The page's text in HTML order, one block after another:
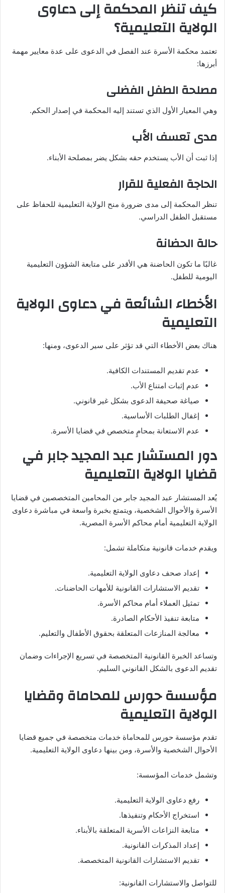
كيف تنظر المحكمة إلى دعاوى
الولاية التعليمية؟
تعتمد محكمة الأسرة عند الفصل في الدعوى على عدة معايير مهمة
أبرزها:
مصلحة الطفل الفضلى
وهي المعيار الأول الذي تستند إليه المحكمة في إصدار الحكم.
مدى تعسف الأب
إذا ثبت أن الأب يستخدم حقه بشكل يضر بمصلحة الأبناء.
الحاجة الفعلية للقرار
تنظر المحكمة إلى مدى ضرورة منح الولاية التعليمية للحفاظ على
مستقبل الطفل الدراسي.
حالة الحضانة
غالبًا ما تكون الحاضنة هي الأقدر على متابعة الشؤون التعليمية
اليومية للطفل.
الأخطاء الشائعة في دعاوى الولاية
التعليمية
هناك بعض الأخطاء التي قد تؤثر على سير الدعوى، ومنها:
عدم تقديم المستندات الكافية.
عدم إثبات امتناع الأب.
صياغة صحيفة الدعوى بشكل غير قانوني.
إغفال الطلبات الأساسية.
عدم الاستعانة بمحامٍ متخصص في قضايا الأسرة.
دور المستشار عبد المجيد جابر في
قضايا الولاية التعليمية
يُعد المستشار عبد المجيد جابر من المحامين المتخصصين في قضايا
الأسرة والأحوال الشخصية، ويتمتع بخبرة واسعة في مباشرة دعاوى
الولاية التعليمية أمام محاكم الأسرة المصرية.
ويقدم خدمات قانونية متكاملة تشمل:
إعداد صحف دعاوى الولاية التعليمية.
تقديم الاستشارات القانونية للأمهات الحاضنات.
تمثيل العملاء أمام محاكم الأسرة.
متابعة تنفيذ الأحكام الصادرة.
معالجة المنازعات المتعلقة بحقوق الأطفال والتعليم.
وتساعد الخبرة القانونية المتخصصة في تسريع الإجراءات وضمان
تقديم الدعوى بالشكل القانوني السليم.
مؤسسة حورس للمحاماة وقضايا
الولاية التعليمية
تقدم مؤسسة حورس للمحاماة خدمات متخصصة في جميع قضايا
الأحوال الشخصية والأسرة، ومن بينها دعاوى الولاية التعليمية.
وتشمل خدمات المؤسسة:
رفع دعاوى الولاية التعليمية.
استخراج الأحكام وتنفيذها.
متابعة النزاعات الأسرية المتعلقة بالأبناء.
إعداد المذكرات القانونية.
تقديم الاستشارات القانونية المتخصصة.
للتواصل والاستشارات القانونية: